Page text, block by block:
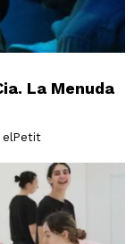
La Menuda
elPetit